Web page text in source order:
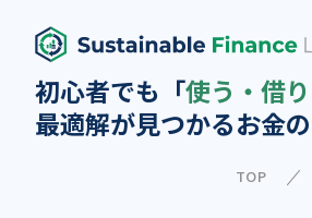
初心者でも「使う・借
最適解が見つかるお金
TOP